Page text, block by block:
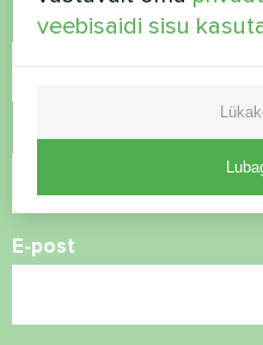
Nimi
Telefoninumber
E-post
veebisaidi sisu